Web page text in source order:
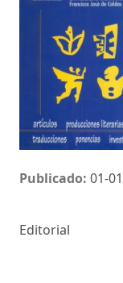
Publicado: 01-
Editorial